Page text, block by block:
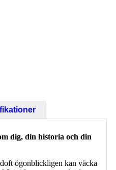
dig, din historia och din
ögonblickligen kan väcka